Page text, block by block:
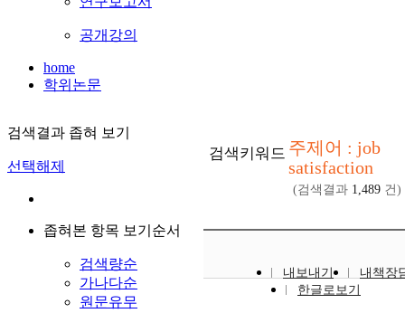
공개강의
home
학위논문
검색결과 좁혀 보기
선택해제
좁혀본 항목 보기순서
검색량순
가나다순
원문유무
검색키워드 주제어 : job
satisfaction
(검색결과 1,489 건)
내보내기
내책장
한글로보기